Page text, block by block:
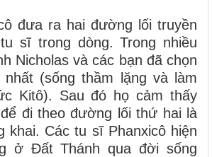
đưa ra hai đường lối truyền
sĩ trong dòng. Trong nhiều
Nicholas và các bạn đã chọn
(sống thầm lặng và làm
Kitô). Sau đó họ cảm thấy
đi theo đường lối thứ hai là
khai. Các tu sĩ Phanxicô hiện
ở Ðất Thánh qua đời sống